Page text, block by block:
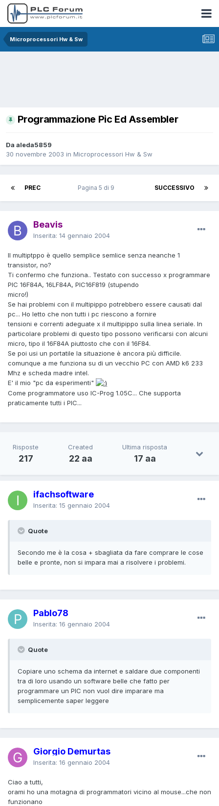
Microprocessori Hw & Sw
Programmazione Pic Ed Assembler
Da aleda5859
30 novembre 2003 in Microprocessori Hw & Sw
PREC SUCCESSIVO
Pagina 5 di 9
Beavis
Inserita: 14 gennaio 2004
Il multiptppo è quello semplice semlice senza neanche 1
transistor, no?
Ti confermo che funziona.. Testato con successo x programmare
PIC 16F84A, 16LF84A, PIC16F819 (stupendo
micro!)
Se hai problemi con il multipippo potrebbero essere causati dal
pc... Ho letto che non tutti i pc riescono a fornire
tensioni e correnti adeguate x il multipippo sulla linea seriale. In
particolare problemi di questo tipo possono verificarsi con alcuni
micro, tipo il 16F84A piuttosto che con il 16F84.
Se poi usi un portatile la situazione è ancora più difficile.
comunque a me funziona su di un vecchio PC con AMD k6 233
Mhz e scheda madre intel.
E' il mio "pc da esperimenti"
Come programmatore uso IC-Prog 1.05C... Che supporta
praticamente tutti i PIC...
Risposte
217
Created
22 aa
Ultima risposta
17 aa
ifachsoftware
Inserita: 15 gennaio 2004
Quote
Secondo me è la cosa + sbagliata da fare comprare le cose
belle e pronte, non si impara mai a risolvere i problemi.
Pablo78
Inserita: 16 gennaio 2004
Quote
Copiare uno schema da internet e saldare due componenti
tra di loro usando un software belle che fatto per
programmare un PIC non vuol dire imparare ma
semplicemente saper leggere
Giorgio Demurtas
Inserita: 16 gennaio 2004
Ciao a tutti,
orami ho una motagna di programmatori vicino al mouse...che non
funzionano